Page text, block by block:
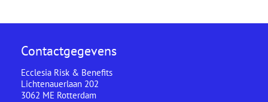
Contactgegevens
Ecclesia Risk & Benefits
Lichtenauerlaan 202
3062 ME Rotterdam